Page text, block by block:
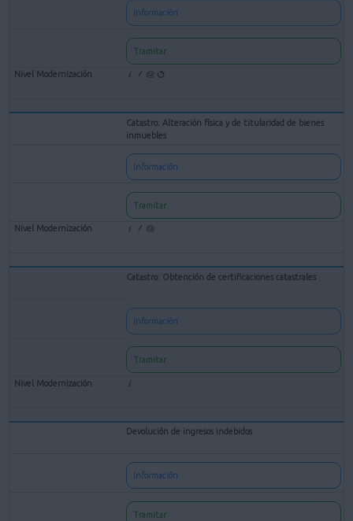
Información
Tramitar
Catastro: Alteración física y de titularidad de bienes
inmuebles
Información
Tramitar
Catastro: Obtención de certificaciones catastrales
Información
Tramitar
Devolución de ingresos indebidos
Información
Tramitar